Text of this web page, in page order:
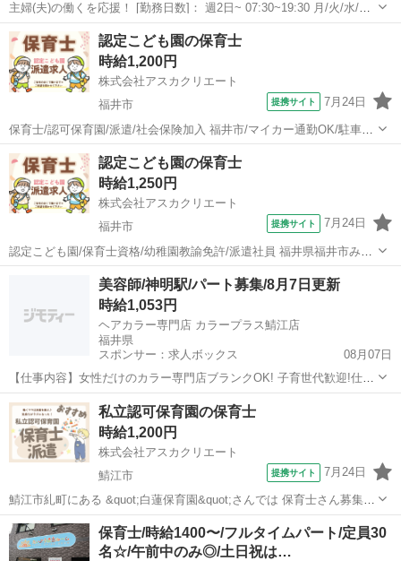
主婦(夫)の働くを応援！ [勤務日数]： 週2日~ 07:30~19:30 月/火/水/木/
金/土/日 などから選べます [勤務地・最寄駅]： 福井県敦賀市三島町1-
福井 敦賀市 保育士
認定こども園の保育士
時給1,200円
株式会社アスカクリエート
福井市
提携サイト 7月24日
保育士/認可保育園/派遣/社会保険加入 福井市/マイカー通勤OK/駐車場
あり ☆簡単な保育補助をお任せします☆
¨⌒¨⌒¨⌒¨⌒¨⌒¨⌒¨⌒¨⌒¨⌒¨⌒¨ 今回は産休代替えの保育士を募集です。
乳児 (0～2歳児) に配属...
福井 福井市 保育士
認定こども園の保育士
時給1,250円
株式会社アスカクリエート
福井市
提携サイト 7月24日
認定こども園/保育士資格/幼稚園教諭免許/派遣社員 福井県福井市みの
り町にある”昭和幼稚園”さんでは 保育補助していただける方を募集し
40年に昭和幼稚園...
保育士
美容師/神明駅/パート募集/8月7日更新
時給1,053円
ヘアカラー専門店 カラープラス鯖江店
福井県
スポンサー：求人ボックス
08月07日
【仕事内容】女性だけのカラー専門店ブランクOK! 子育世代歓迎!仕事
と家庭の両立を全力応援 <募集職種> 美容師 <仕事内容> <ヘアカラ
ー・シャンプー・接客> 1カウンセリング お客様のお好みとイメージ
にあわせてカウンセリング。...
アルバイト・パート
私立認可保育園の保育士
時給1,200円
株式会社アスカクリエート
鯖江市
提携サイト 7月24日
鯖江市糺町にある &quot;白蓮保育園&quot;さんでは 保育士さん募集♪
《お仕事内容》 ☆‾‾‾‾‾‾‾‾‾☆ ・お子さんの保育 ・保育ルームのお掃除
・昼食やおやつの介助 などなど… 《園さんについて》...
福井 鯖江市 保育士
保育士/時給1400〜/フルタイムパート/定員30
名☆/午前中のみ◎/土日祝は…